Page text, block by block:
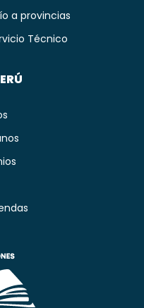
a provincias
Técnico